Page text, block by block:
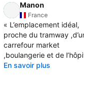
Manon
France
« L’emplacement idéal,
proche du tramway ,d’un
carrefour market
,boulangerie et de l’hôpital
En savoir plus